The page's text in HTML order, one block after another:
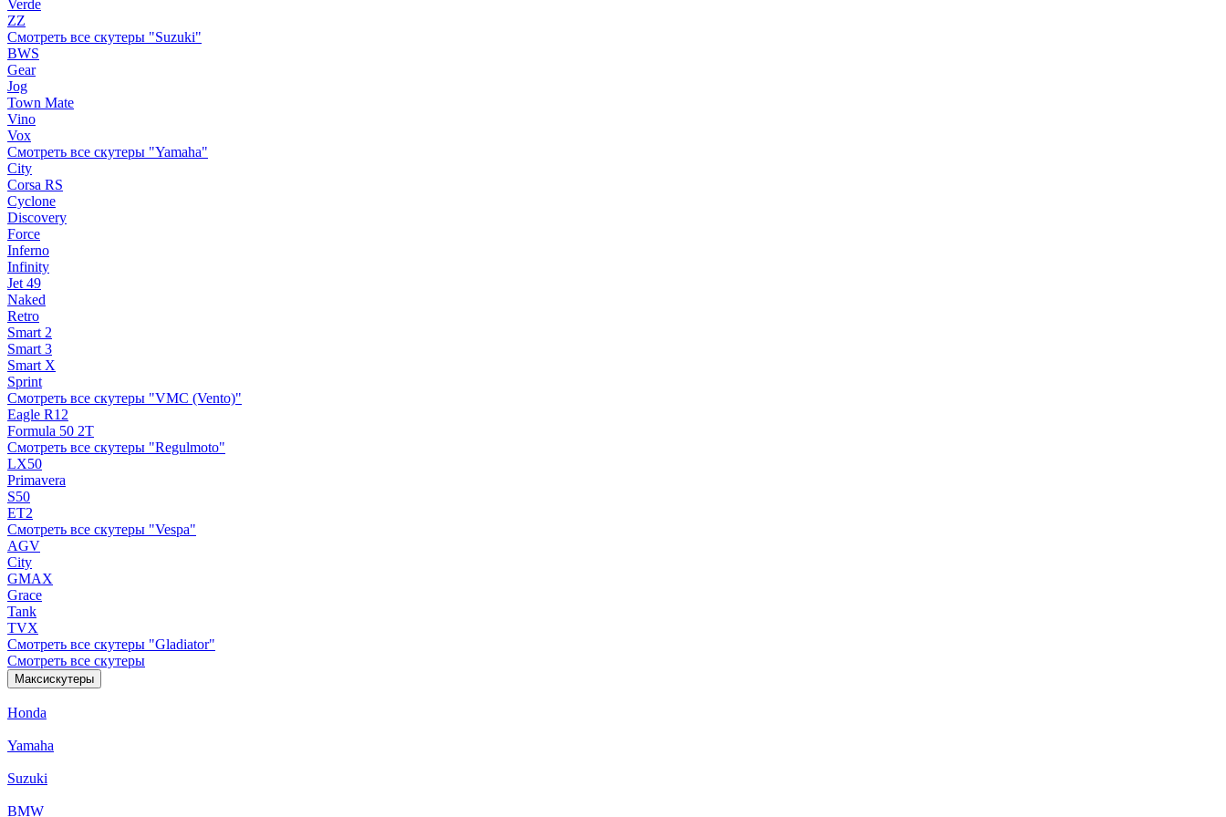
Verde
ZZ
Смотреть все скутеры "Suzuki"
BWS
Gear
Jog
Town Mate
Vino
Vox
Смотреть все скутеры "Yamaha"
City
Corsa RS
Cyclone
Discovery
Force
Inferno
Infinity
Jet 49
Naked
Retro
Smart 2
Smart 3
Smart X
Sprint
Смотреть все скутеры "VMC (Vento)"
Eagle R12
Formula 50 2Т
Смотреть все скутеры "Regulmoto"
LX50
Primavera
S50
ET2
Смотреть все скутеры "Vespa"
AGV
City
GMAX
Grace
Tank
TVX
Смотреть все скутеры "Gladiator"
Смотреть все скутеры
Максискутеры
Honda
Yamaha
Suzuki
BMW